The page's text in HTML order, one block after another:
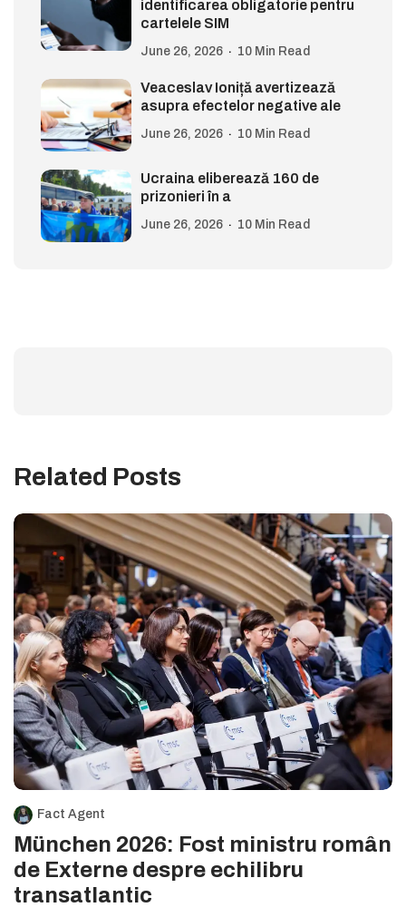
identificarea obligatorie pentru
cartelele SIM
June 26, 2026 10 Min Read
Veaceslav Ioniță avertizează
asupra efectelor negative ale
June 26, 2026 10 Min Read
Ucraina eliberează 160 de
prizonieri în a
June 26, 2026 10 Min Read
Related Posts
Fact Agent
München 2026: Fost ministru român
de Externe despre echilibru
transatlantic